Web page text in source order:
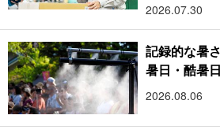
2026.07.30
記録的な暑
暑日・酷暑
2026.08.06